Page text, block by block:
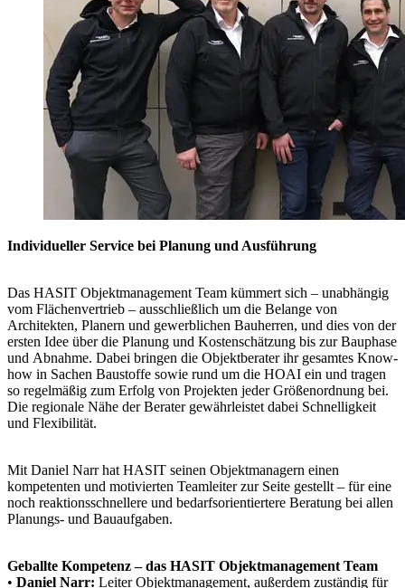
Individueller Service bei Planung und Ausführung
Das HASIT Objektmanagement Team kümmert sich – unabhängig
vom Flächenvertrieb – ausschließlich um die Belange von
Architekten, Planern und gewerblichen Bauherren, und dies von der
ersten Idee über die Planung und Kostenschätzung bis zur Bauphase
und Abnahme. Dabei bringen die Objektberater ihr gesamtes Know-
how in Sachen Baustoffe sowie rund um die HOAI ein und tragen
so regelmäßig zum Erfolg von Projekten jeder Größenordnung bei.
Die regionale Nähe der Berater gewährleistet dabei Schnelligkeit
und Flexibilität.
Mit Daniel Narr hat HASIT seinen Objektmanagern einen
kompetenten und motivierten Teamleiter zur Seite gestellt – für eine
noch reaktionsschnellere und bedarfsorientiertere Beratung bei allen
Planungs- und Bauaufgaben.
Geballte Kompetenz – das HASIT Objektmanagement Team
• Daniel Narr: Leiter Objektmanagement, außerdem zuständig für